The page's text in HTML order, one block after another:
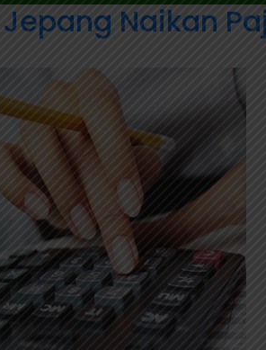
Naikan